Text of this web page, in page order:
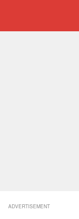
ADVERTISEMENT